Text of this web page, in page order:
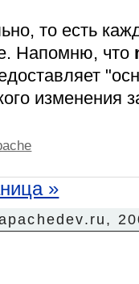
то есть
Напомню, что
изменения
»